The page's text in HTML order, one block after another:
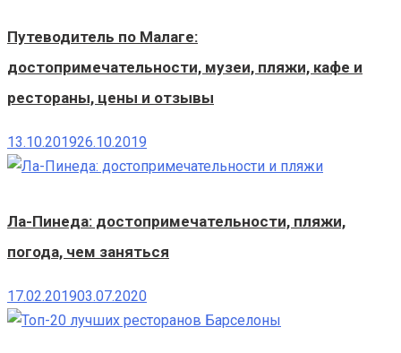
Путеводитель по Малаге:
достопримечательности, музеи, пляжи, кафе и
рестораны, цены и отзывы
13.10.201926.10.2019
Ла-Пинеда: достопримечательности, пляжи,
погода, чем заняться
17.02.201903.07.2020